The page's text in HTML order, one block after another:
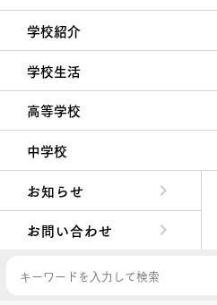
学校紹介
理事長/学園長メッセージ
安心して任せられる学校
沿革
施設・設備
大学合格実績
学校生活
クラブ活動・生徒会活動
夙川ブログ
制服紹介
夙川カレンダー
高等学校
高校校長からの挨拶
高校の教育方針／特色
特進コース／進学コース
年間行事
先輩たちの声・生徒たちの声
中学校
中学校長からの挨拶
中学校の教育方針／特色
Aコース／Bコース
年間行事
先輩たちの声・生徒たちの声
お知らせ
お問い合わせ